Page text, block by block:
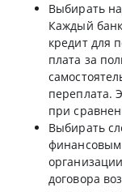
Выбирать
Каждый
кредит для
плата за
переплата.
при
Выбирать
договора